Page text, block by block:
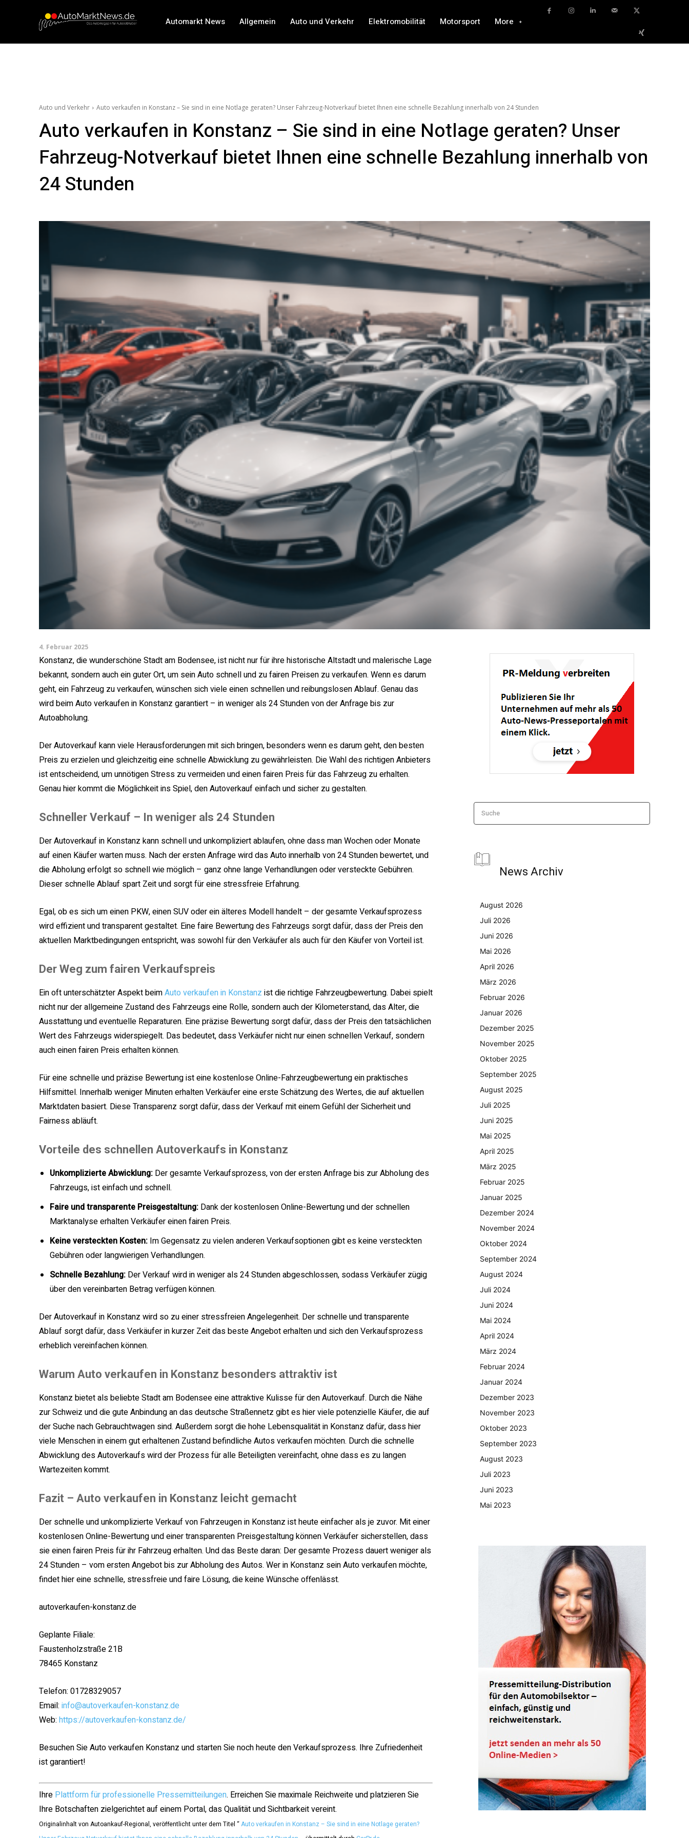
Automarkt News Allgemein Auto und Verkehr Elektromobilität Motorsport More
Auto und Verkehr Auto verkaufen in Konstanz – Sie sind in eine Notlage geraten? Unser Fahrzeug-Notverkauf bietet Ihnen eine schnelle Bezahlung innerhalb von 24 Stunden
Auto verkaufen in Konstanz – Sie sind in eine Notlage geraten? Unser
Fahrzeug-Notverkauf bietet Ihnen eine schnelle Bezahlung innerhalb von
24 Stunden
4. Februar 2025
Konstanz, die wunderschöne Stadt am Bodensee, ist nicht nur für ihre historische Altstadt und malerische Lage
bekannt, sondern auch ein guter Ort, um sein Auto schnell und zu fairen Preisen zu verkaufen. Wenn es darum
geht, ein Fahrzeug zu verkaufen, wünschen sich viele einen schnellen und reibungslosen Ablauf. Genau das
wird beim Auto verkaufen in Konstanz garantiert – in weniger als 24 Stunden von der Anfrage bis zur
Autoabholung.
Der Autoverkauf kann viele Herausforderungen mit sich bringen, besonders wenn es darum geht, den besten
Preis zu erzielen und gleichzeitig eine schnelle Abwicklung zu gewährleisten. Die Wahl des richtigen Anbieters
ist entscheidend, um unnötigen Stress zu vermeiden und einen fairen Preis für das Fahrzeug zu erhalten.
Genau hier kommt die Möglichkeit ins Spiel, den Autoverkauf einfach und sicher zu gestalten.
Schneller Verkauf – In weniger als 24 Stunden
Der Autoverkauf in Konstanz kann schnell und unkompliziert ablaufen, ohne dass man Wochen oder Monate
auf einen Käufer warten muss. Nach der ersten Anfrage wird das Auto innerhalb von 24 Stunden bewertet, und
die Abholung erfolgt so schnell wie möglich – ganz ohne lange Verhandlungen oder versteckte Gebühren.
Dieser schnelle Ablauf spart Zeit und sorgt für eine stressfreie Erfahrung.
Egal, ob es sich um einen PKW, einen SUV oder ein älteres Modell handelt – der gesamte Verkaufsprozess
wird effizient und transparent gestaltet. Eine faire Bewertung des Fahrzeugs sorgt dafür, dass der Preis den
aktuellen Marktbedingungen entspricht, was sowohl für den Verkäufer als auch für den Käufer von Vorteil ist.
Der Weg zum fairen Verkaufspreis
Ein oft unterschätzter Aspekt beimAuto verkaufen in Konstanz ist die richtige Fahrzeugbewertung. Dabei spielt
nicht nur der allgemeine Zustand des Fahrzeugs eine Rolle, sondern auch der Kilometerstand, das Alter, die
Ausstattung und eventuelle Reparaturen. Eine präzise Bewertung sorgt dafür, dass der Preis den tatsächlichen
Wert des Fahrzeugs widerspiegelt. Das bedeutet, dass Verkäufer nicht nur einen schnellen Verkauf, sondern
auch einen fairen Preis erhalten können.
Für eine schnelle und präzise Bewertung ist eine kostenlose Online-Fahrzeugbewertung ein praktisches
Hilfsmittel. Innerhalb weniger Minuten erhalten Verkäufer eine erste Schätzung des Wertes, die auf aktuellen
Marktdaten basiert. Diese Transparenz sorgt dafür, dass der Verkauf mit einem Gefühl der Sicherheit und
Fairness abläuft.
Vorteile des schnellen Autoverkaufs in Konstanz
Unkomplizierte Abwicklung: Der gesamte Verkaufsprozess, von der ersten Anfrage bis zur Abholung des
Fahrzeugs, ist einfach und schnell.
Faire und transparente Preisgestaltung: Dank der kostenlosen Online-Bewertung und der schnellen
Marktanalyse erhalten Verkäufer einen fairen Preis.
Keine versteckten Kosten: Im Gegensatz zu vielen anderen Verkaufsoptionen gibt es keine versteckten
Gebühren oder langwierigen Verhandlungen.
Schnelle Bezahlung: Der Verkauf wird in weniger als 24 Stunden abgeschlossen, sodass Verkäufer zügig
über den vereinbarten Betrag verfügen können.
Der Autoverkauf in Konstanz wird so zu einer stressfreien Angelegenheit. Der schnelle und transparente
Ablauf sorgt dafür, dass Verkäufer in kurzer Zeit das beste Angebot erhalten und sich den Verkaufsprozess
erheblich vereinfachen können.
Warum Auto verkaufen in Konstanz besonders attraktiv ist
Konstanz bietet als beliebte Stadt am Bodensee eine attraktive Kulisse für den Autoverkauf. Durch die Nähe
zur Schweiz und die gute Anbindung an das deutsche Straßennetz gibt es hier viele potenzielle Käufer, die auf
der Suche nach Gebrauchtwagen sind. Außerdem sorgt die hohe Lebensqualität in Konstanz dafür, dass hier
viele Menschen in einem gut erhaltenen Zustand befindliche Autos verkaufen möchten. Durch die schnelle
Abwicklung des Autoverkaufs wird der Prozess für alle Beteiligten vereinfacht, ohne dass es zu langen
Wartezeiten kommt.
Fazit – Auto verkaufen in Konstanz leicht gemacht
Der schnelle und unkomplizierte Verkauf von Fahrzeugen in Konstanz ist heute einfacher als je zuvor. Mit einer
kostenlosen Online-Bewertung und einer transparenten Preisgestaltung können Verkäufer sicherstellen, dass
sie einen fairen Preis für ihr Fahrzeug erhalten. Und das Beste daran: Der gesamte Prozess dauert weniger als
24 Stunden – vom ersten Angebot bis zur Abholung des Autos. Wer in Konstanz sein Auto verkaufen möchte,
findet hier eine schnelle, stressfreie und faire Lösung, die keine Wünsche offenlässt.
autoverkaufen-konstanz.de
Geplante Filiale:
Faustenholzstraße 21B
78465 Konstanz
Telefon: 01728329057
Email: info@autoverkaufen-konstanz.de
Web: https://autoverkaufen-konstanz.de/
Besuchen Sie Auto verkaufen Konstanz und starten Sie noch heute den Verkaufsprozess. Ihre Zufriedenheit
ist garantiert!
Ihre Plattform für professionelle Pressemitteilungen. Erreichen Sie maximale Reichweite und platzieren Sie
Ihre Botschaften zielgerichtet auf einem Portal, das Qualität und Sichtbarkeit vereint.
Originalinhalt von Autoankauf-Regional, veröffentlicht unter dem Titel “Auto verkaufen in Konstanz – Sie sind in eine Notlage geraten?
Suche
News Archiv
August 2026
Juli 2026
Juni 2026
Mai 2026
April 2026
März 2026
Februar 2026
Januar 2026
Dezember 2025
November 2025
Oktober 2025
September 2025
August 2025
Juli 2025
Juni 2025
Mai 2025
April 2025
März 2025
Februar 2025
Januar 2025
Dezember 2024
November 2024
Oktober 2024
September 2024
August 2024
Juli 2024
Juni 2024
Mai 2024
April 2024
März 2024
Februar 2024
Januar 2024
Dezember 2023
November 2023
Oktober 2023
September 2023
August 2023
Juli 2023
Juni 2023
Mai 2023